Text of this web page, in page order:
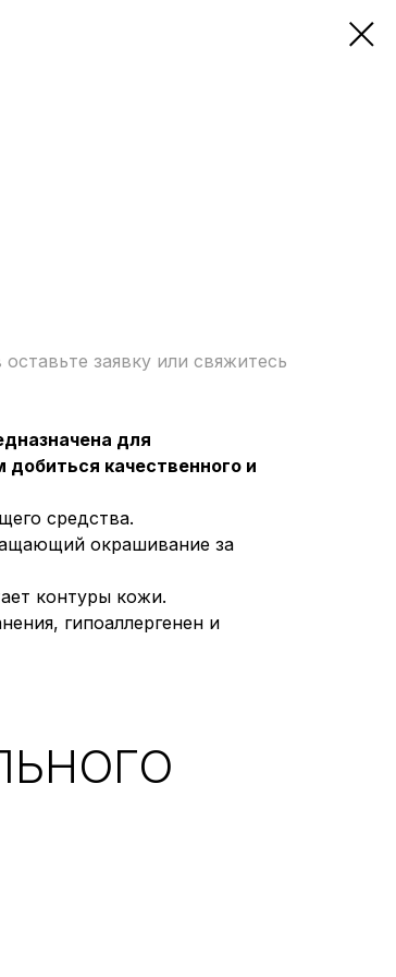
заявку или свяжитесь
для
качественного и
средства.
окрашивание за
контуры кожи.
гипоаллергенен и